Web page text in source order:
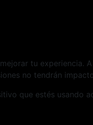
tu
no tendrán
que estés usando